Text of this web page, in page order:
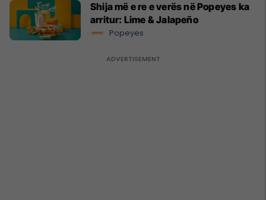
Shija më e re e verës në Popeyes ka
arritur: Lime & Jalapeño
Popeyes